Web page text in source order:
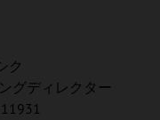
ク
グディレクター